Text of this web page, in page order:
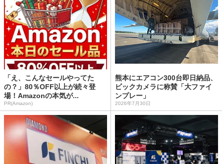
「え、こんなセールやってた
の？」80％OFF以上が続々登
場！Amazonの本気が...
PR(Amazon)
熊本にエアコン300台即日納品、
ビックカメラに称賛「大ファイ
ンプレー」
2026年7月30日